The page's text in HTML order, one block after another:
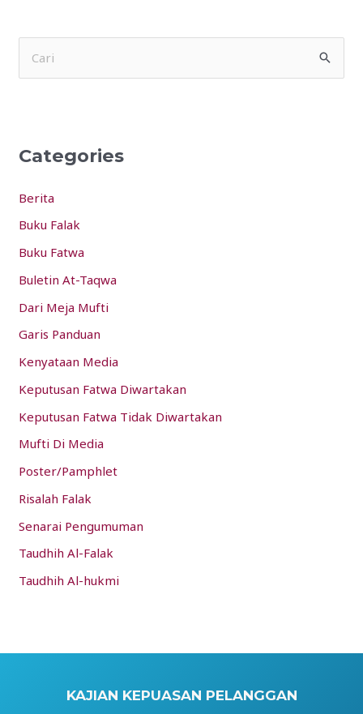
c
f
o
r
:
Categories
Berita
Buku Falak
Buku Fatwa
Buletin At-Taqwa
Dari Meja Mufti
Garis Panduan
Kenyataan Media
Keputusan Fatwa Diwartakan
Keputusan Fatwa Tidak Diwartakan
Mufti Di Media
Poster/Pamphlet
Risalah Falak
Senarai Pengumuman
Taudhih Al-Falak
Taudhih Al-hukmi
KAJIAN KEPUASAN PELANGGAN